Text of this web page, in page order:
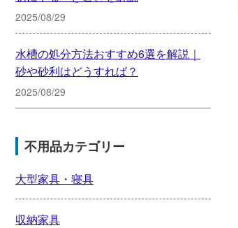
2025/08/29
水槽の処分方法おすすめ6選を解説｜
砂や砂利はどうすれば？
2025/08/29
不用品カテゴリー
大型家具・寝具
収納家具